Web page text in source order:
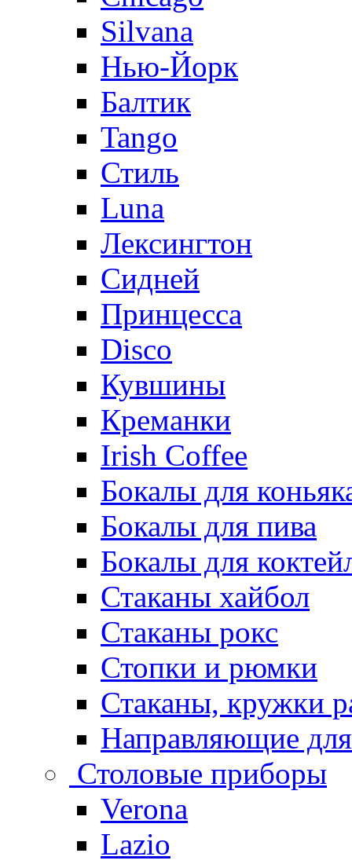
Silvana
Нью-Йорк
Балтик
Tango
Стиль
Luna
Лексингтон
Сидней
Принцесса
Disco
Кувшины
Креманки
Irish Coffee
Бокалы для
Бокалы для пива
Бокалы для
Стаканы хайбол
Стаканы рокс
Стопки и рюмки
Стаканы, кружки
Направляющие
Столовые приборы
Verona
Lazio